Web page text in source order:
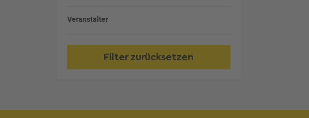
Veranstalter
Filter zurücksetzen